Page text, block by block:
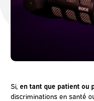
Si,en tant que patient ou
discriminations en santé